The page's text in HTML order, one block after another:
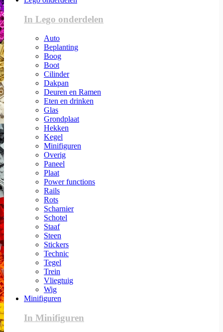
In Lego onderdelen
Auto
Beplanting
Boog
Boot
Cilinder
Dakpan
Deuren en Ramen
Eten en drinken
Glas
Grondplaat
Hekken
Kegel
Minifiguren
Overig
Paneel
Plaat
Power functions
Rails
Rots
Scharnier
Schotel
Staaf
Steen
Stickers
Technic
Tegel
Trein
Vliegtuig
Wig
Minifiguren
In Minifiguren